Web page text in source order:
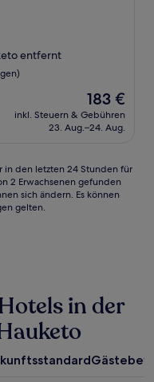
entfernt
Der
Preis
beträgt
183 €
inkl. Steuern & Gebühren
23. Aug.–24. Aug.
in den letzten 24 Stunden für
2 Erwachsenen gefunden
sich ändern. Es können
gelten.
in der